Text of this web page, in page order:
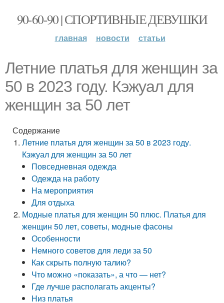
90-60-90 | СПОРТИВНЫЕ ДЕВУШКИ
главная новости статьи
Летние платья для женщин за
50 в 2023 году. Кэжуал для
женщин за 50 лет
Содержание
Летние платья для женщин за 50 в 2023 году.
Кэжуал для женщин за 50 лет
Повседневная одежда
Одежда на работу
На мероприятия
Для отдыха
Модные платья для женщин 50 плюс. Платья для
женщин 50 лет, советы, модные фасоны
Особенности
Немного советов для леди за 50
Как скрыть полную талию?
Что можно «показать», а что — нет?
Где лучше располагать акценты?
Низ платья